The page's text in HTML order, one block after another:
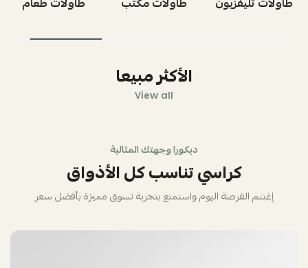
الأكثر مبيعا
View all
ديكورا وجهتك المثالية
كراسي تناسب كل الأذواق
إغتنم الفرصة اليوم واستمتع بتجربة تسوق مميزة بأفضل سعر